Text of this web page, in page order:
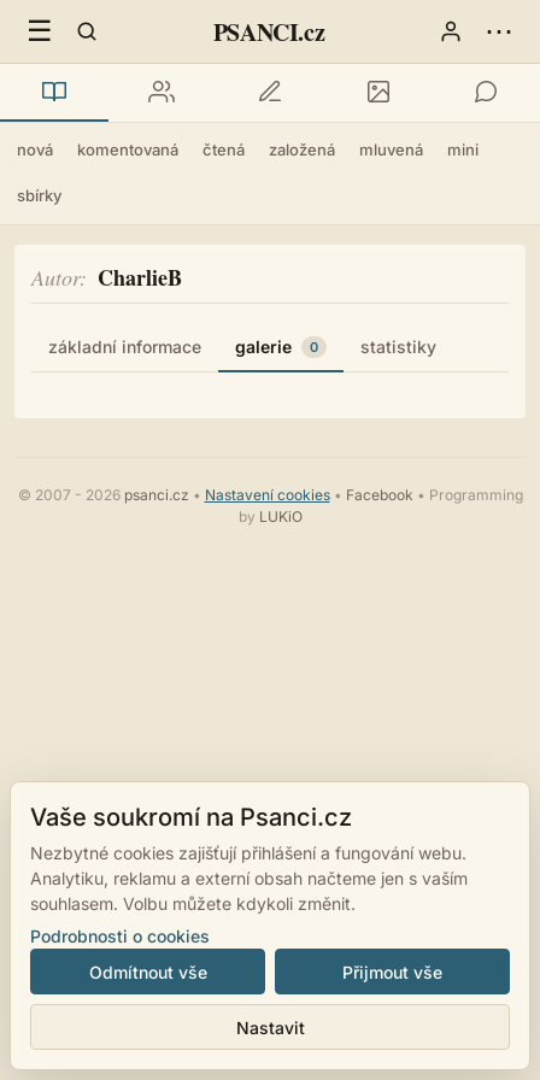
☰ PSANCI.cz ⋯
nová komentovaná čtená založená mluvená mini
sbírky
Autor CharlieB
základní informace galerie 0 statistiky
© 2007 - 2026 psanci.cz • Nastavení cookies• Facebook • Programming
by LUKiO
Vaše soukromí na Psanci.cz
Nezbytné cookies zajišťují přihlášení a fungování webu.
Analytiku, reklamu a externí obsah načteme jen s vaším
souhlasem. Volbu můžete kdykoli změnit.
Podrobnosti o cookies
Odmítnout vše
Nastavit
Přijmout vše